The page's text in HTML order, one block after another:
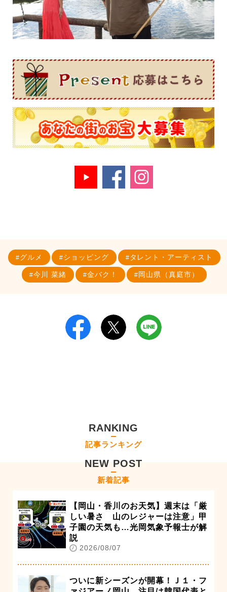
グルメ ショッピング タレント・アーティスト
今川 菜緒 金バク！ 岡山県（真庭市）
RANKING
記事ランキング
NEW POST
新着記事
【岡山・香川のお天気】週末は「厳
しい暑さ 山のレジャーは注意」甲
子園の天気も…光岡気象予報士が解
説
2026/08/07
ついに新シーズンが開幕！Ｊ１・フ